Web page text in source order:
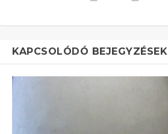
KAPCSOLÓDÓ BEJEGYZÉSEK